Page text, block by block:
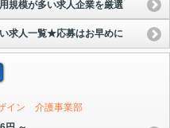
規模が多い求人企業を厳選
求人一覧★応募はお早めに
イン 介護事業部